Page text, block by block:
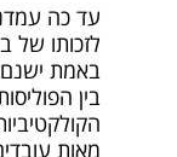
עד כה
לזכותו של
באמת ישנם
בין
מאות